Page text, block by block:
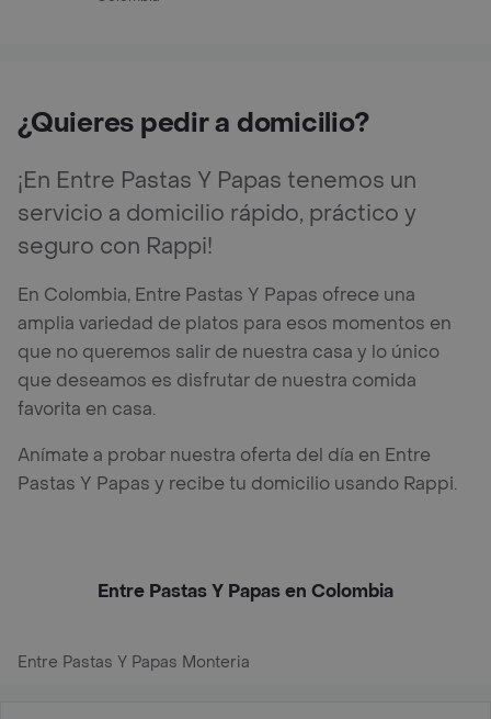
¿Quieres pedir a domicilio?
¡En Entre Pastas Y Papas tenemos un
servicio a domicilio rápido, práctico y
seguro con Rappi!
En Colombia, Entre Pastas Y Papas ofrece una
amplia variedad de platos para esos momentos en
que no queremos salir de nuestra casa y lo único
que deseamos es disfrutar de nuestra comida
favorita en casa.
Anímate a probar nuestra oferta del día en Entre
Pastas Y Papas y recibe tu domicilio usando Rappi.
Entre Pastas Y Papas en Colombia
Entre Pastas Y Papas Monteria